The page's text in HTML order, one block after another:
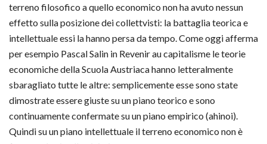
terreno filosofico a quello economico non ha avuto nessun
effetto sulla posizione dei collettvisti: la battaglia teorica e
intellettuale essi la hanno persa da tempo. Come oggi afferma
per esempio Pascal Salin in Revenir au capitalisme le teorie
economiche della Scuola Austriaca hanno letteralmente
sbaragliato tutte le altre: semplicemente esse sono state
dimostrate essere giuste su un piano teorico e sono
continuamente confermate su un piano empirico (ahinoi).
Quindi su un piano intellettuale il terreno economico non è